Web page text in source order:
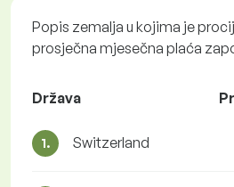
Popis zemalja u kojima je
prosječna mjesečna plaća
Država
1. Switzerland